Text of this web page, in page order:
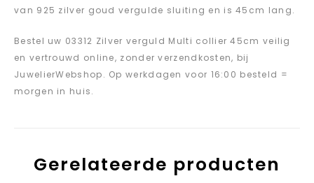
van 925 zilver goud vergulde sluiting en is 45cm lang.
Bestel uw 03312 Zilver verguld Multi collier 45cm veilig
en vertrouwd online, zonder verzendkosten, bij
JuwelierWebshop. Op werkdagen voor 16:00 besteld =
morgen in huis.
Gerelateerde producten